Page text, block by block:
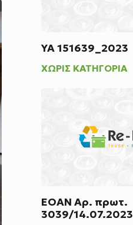
ΥΑ 151639_2023
ΧΩΡΊΣ ΚΑΤΗΓΟΡΊΑ
ΕΟΑΝ Αρ. πρωτ.
3039/14.07.2023